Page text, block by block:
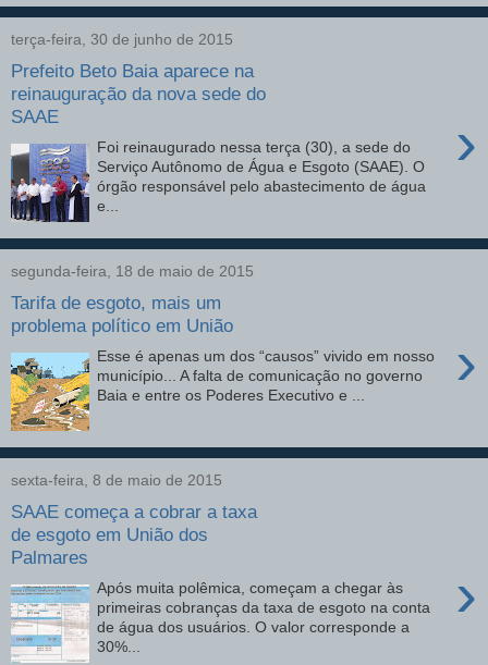
terça-feira, 30 de junho de 2015
Prefeito Beto Baia aparece na
reinauguração da nova sede do
SAAE
›
Foi reinaugurado nessa terça (30), a sede do
Serviço Autônomo de Água e Esgoto (SAAE). O
órgão responsável pelo abastecimento de água
e...
segunda-feira, 18 de maio de 2015
Tarifa de esgoto, mais um
problema político em União
›
Esse é apenas um dos “causos” vivido em nosso
município... A falta de comunicação no governo
Baia e entre os Poderes Executivo e ...
sexta-feira, 8 de maio de 2015
SAAE começa a cobrar a taxa
de esgoto em União dos
Palmares
›
Após muita polêmica, começam a chegar às
primeiras cobranças da taxa de esgoto na conta
de água dos usuários. O valor corresponde a
30%...